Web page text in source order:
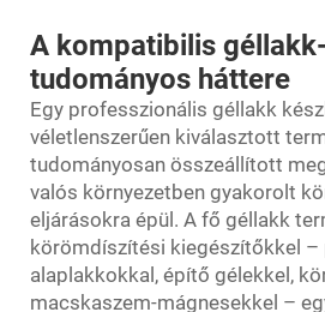
A kompatibilis
tudományos háttere
Egy professzionális géllakk
véletlenszerűen kiválasztott
tudományosan összeállított
valós környezetben gyakorolt
eljárásokra épül. A fő géllakk
körömdíszítési kiegészítőkkel –
alaplakkokkal, építő gélekkel,
macskaszem-mágnesekkel –